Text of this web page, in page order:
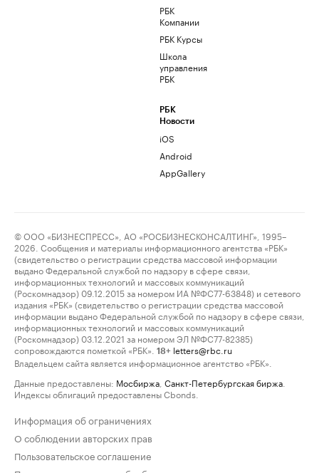
РБК
Компании
РБК Курсы
Школа
управления
РБК
РБК
Новости
iOS
Android
AppGallery
© ООО «БИЗНЕСПРЕСС», АО «РОСБИЗНЕСКОНСАЛТИНГ», 1995–
2026. Сообщения и материалы информационного агентства «РБК»
(свидетельство о регистрации средства массовой информации
выдано Федеральной службой по надзору в сфере связи,
информационных технологий и массовых коммуникаций
(Роскомнадзор) 09.12.2015 за номером ИА №ФС77-63848) и сетевого
издания «РБК» (свидетельство о регистрации средства массовой
информации выдано Федеральной службой по надзору в сфере связи,
информационных технологий и массовых коммуникаций
(Роскомнадзор) 03.12.2021 за номером ЭЛ №ФС77-82385)
сопровождаются пометкой «РБК».
18+ letters@rbc.ru
Владельцем сайта является информационное агентство «РБК».
Данные предоставлены: Мосбиржа Санкт-Петербургская биржа
Индексы облигаций предоставлены Cbonds.
Информация об ограничениях
О соблюдении авторских прав
Пользовательское соглашение